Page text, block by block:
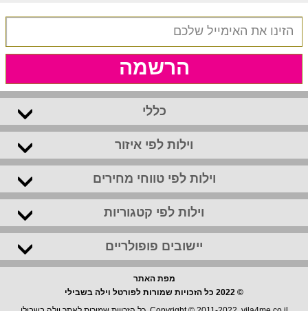
הרשמה
כללי
וילות לפי איזור
וילות לפי טווחי מחירים
וילות לפי קטגוריות
יישובים פופולריים
מפת האתר
© 2022 כל הזכויות שמורות לפורטל וילה בשבילי